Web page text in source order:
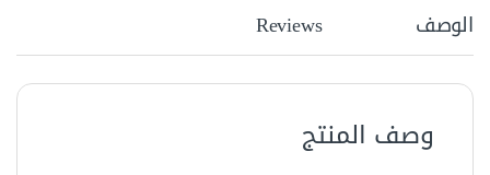
الوصف Reviews
وصف المنتج